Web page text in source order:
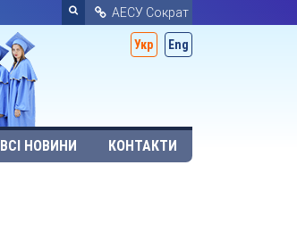
АЕСУ Сократ
Укр Eng
ВСІ НОВИНИ КОНТАКТИ